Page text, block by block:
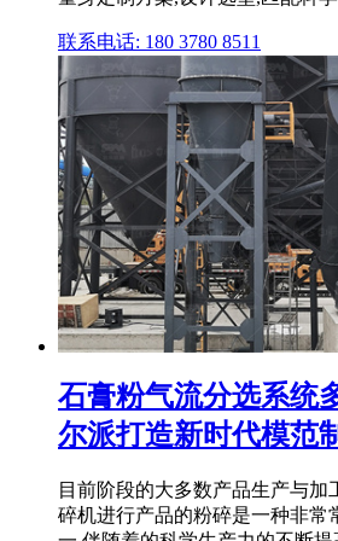
联系电话: 180 3780 8511
石膏粉气流分选系统
尔派打造新时代模范
目前阶段的大多数产品生产与加
碎机进行产品的粉碎是一种非常